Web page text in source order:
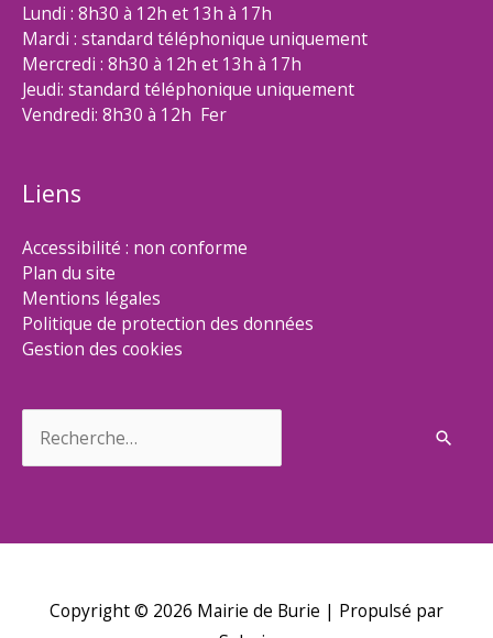
Lundi : 8h30 à 12h et 13h à 17h
Mardi : standard téléphonique uniquement
Mercredi : 8h30 à 12h et 13h à 17h
Jeudi: standard téléphonique uniquement
Vendredi: 8h30 à 12h Fer
Liens
Accessibilité : non conforme
Plan du site
Mentions légales
Politique de protection des données
Gestion des cookies
Copyright © 2026 Mairie de Burie | Propulsé par